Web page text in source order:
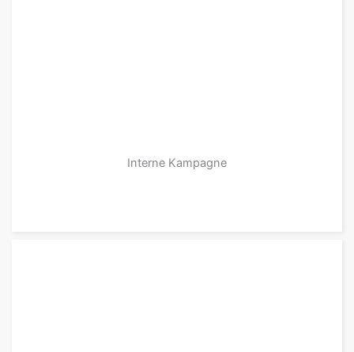
Interne Kampagne